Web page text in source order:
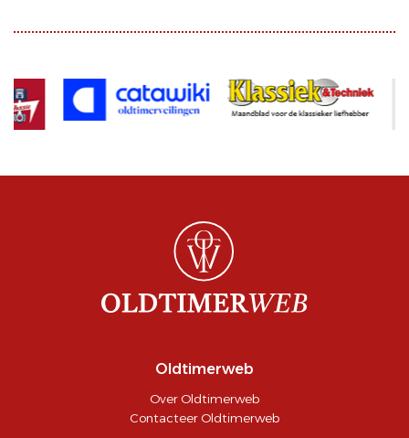
Oldtimerweb
Over Oldtimerweb
Contacteer Oldtimerweb